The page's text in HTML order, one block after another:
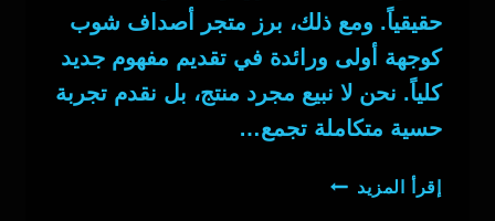
حقيقياً. ومع ذلك، برز متجر أصداف شوب
كوجهة أولى ورائدة في تقديم مفهوم جديد
كلياً. نحن لا نبيع مجرد منتج، بل نقدم تجربة
حسية متكاملة تجمع…
إقرأ المزيد معسلات